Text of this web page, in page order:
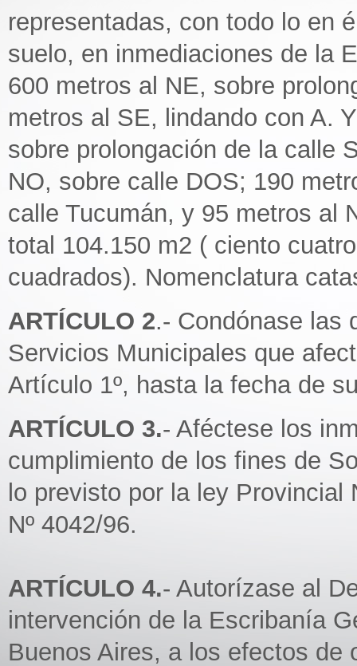
representadas, con todo lo en
suelo, en inmediaciones de la
600 metros al NE, sobre
metros al SE, lindando con A.
sobre prolongación de la calle
NO, sobre calle DOS; 190
calle Tucumán, y 95 metros al
total 104.150 m2 ( ciento
cuadrados). Nomenclatura
ARTÍCULO 2.- Condónase las
Servicios Municipales que
Artículo 1º, hasta la fecha de
ARTÍCULO 3.- Aféctese los
cumplimiento de los fines de
lo previsto por la ley Provincial
Nº 4042/96.
ARTÍCULO 4.- Autorízase al
intervención de la Escribanía
Buenos Aires, a los efectos de